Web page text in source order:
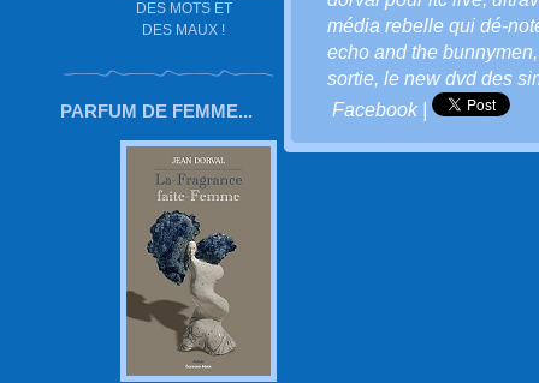
DES MOTS ET
DES MAUX !
PARFUM DE FEMME...
média rebelle qui dé-
echo and the bunnymen
sortie, le new dvd des
Facebook|